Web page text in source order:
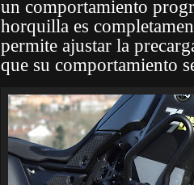
un comportamiento
horquilla es
permite ajustar la
que su comportamiento